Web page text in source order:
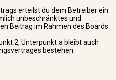
erteilst du dem Betreiber ein
unbeschränktes und
Beitrag im Rahmen des Boards
2, Unterpunkt a bleibt auch
bestehen.